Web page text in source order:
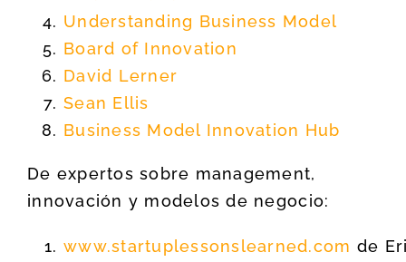
Understanding Business Model
Board of Innovation
David Lerner
Sean Ellis
Business Model Innovation Hub
De expertos sobre management,
innovación y modelos de negocio:
www.startuplessonslearned.com de